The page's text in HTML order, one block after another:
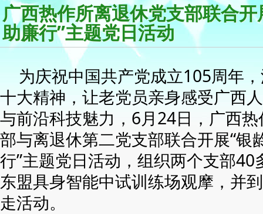
广西热作所离退休党支部联合开
助廉行”主题党日活动
为庆祝中国共产党成立105周年
十大精神，让老党员亲身感受广西
与前沿科技魅力，6月24日，广西
部与离退休第二党支部联合开展“银
行”主题党日活动，组织两个支部
东盟具身智能中试训练场观摩，并
走活动。